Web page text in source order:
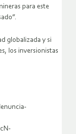
para este
globalizada y si
los inversionistas